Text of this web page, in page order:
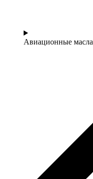
Авиационные масла